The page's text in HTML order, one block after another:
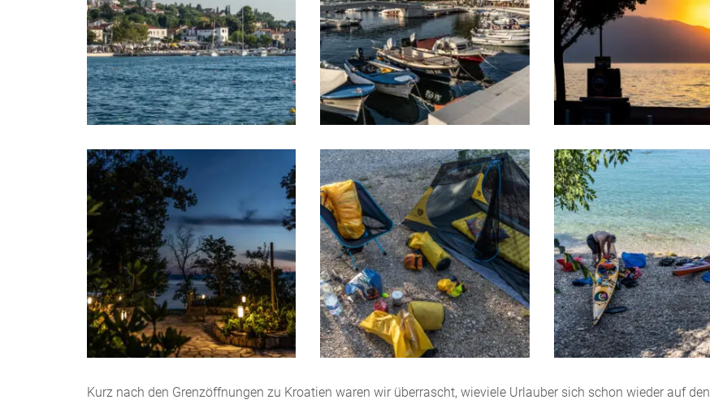
Kurz nach den Grenzöffnungen zu Kroatien waren wir überrascht, wieviele Urlauber sich schon wieder auf den